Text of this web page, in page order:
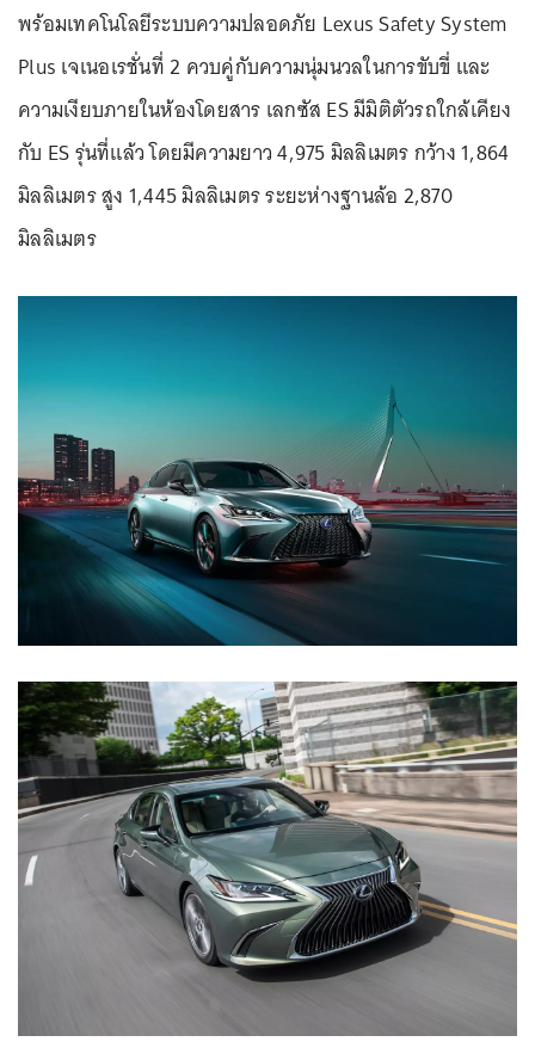
พร้อมเทคโนโลยีระบบความปลอดภัย Lexus Safety System
Plus เจเนอเรชั่นที่ 2 ควบคู่กับความนุ่มนวลในการขับขี่ และ
ความเงียบภายในห้องโดยสาร เลกซัส ES มีมิติตัวรถใกล้เคียง
กับ ES รุ่นที่แล้ว โดยมีความยาว 4,975 มิลลิเมตร กว้าง 1,864
มิลลิเมตร สูง 1,445 มิลลิเมตร ระยะห่างฐานล้อ 2,870
มิลลิเมตร